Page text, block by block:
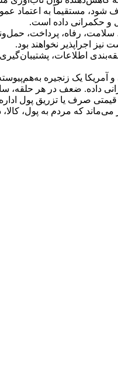
شود، مستقیماً به اعتماد
و حکمرانی داده است.
سلامت، رفاه، پرداخت،
اجراپذیر نخواهند بود.
اطلاعات،
یک زنجیره
داده. ضعف در هر حلقه،
قیمتی صرف یا تزریق پول
که مردم به پول،